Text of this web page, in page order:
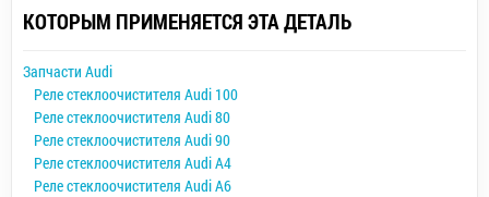
КОТОРЫМ ПРИМЕНЯЕТСЯ ЭТА ДЕТАЛЬ
Запчасти Audi
Реле стеклоочистителя Audi 100
Реле стеклоочистителя Audi 80
Реле стеклоочистителя Audi 90
Реле стеклоочистителя Audi A4
Реле стеклоочистителя Audi A6